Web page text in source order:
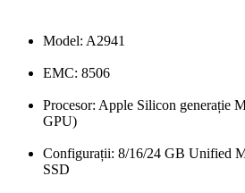
Model: A2941
EMC: 8506
Procesor: Apple Silicon generație
GPU)
Configurații: 8/16/24 GB Unified
SSD